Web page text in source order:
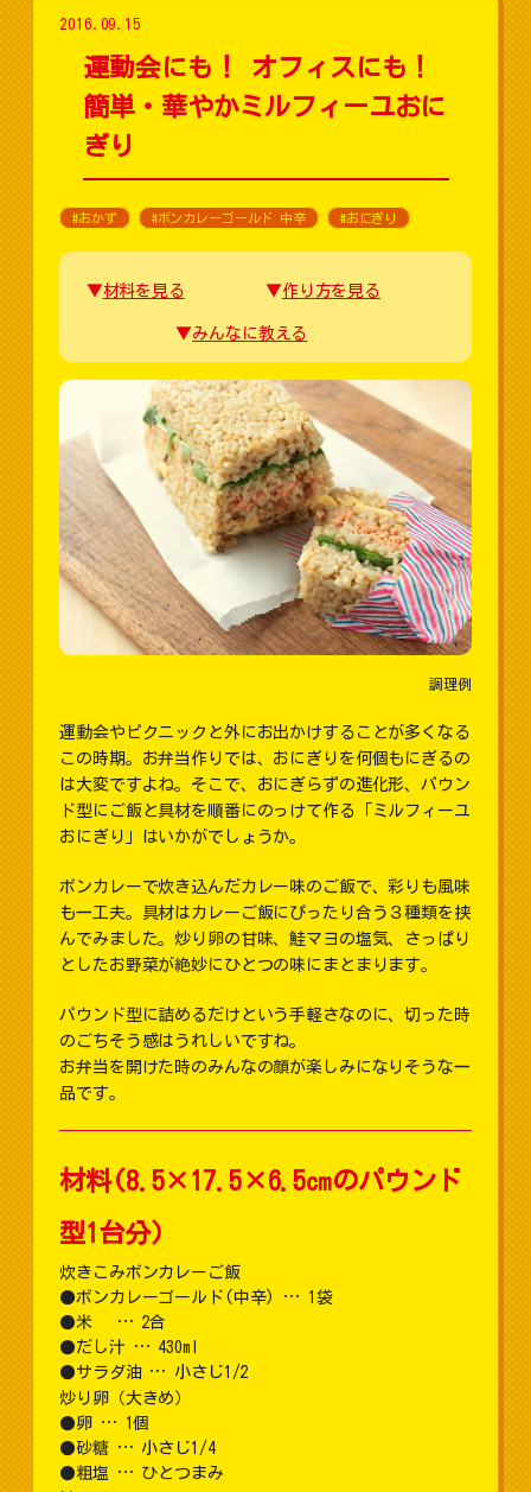
2016.09.15
運動会にも！ オフィスにも！
簡単・華やかミルフィーユおに
ぎり
#おかず #ボンカレーゴールド 中辛 #おにぎり
材料を見る 作り方を見る
みんなに教える
調理例
運動会やピクニックと外にお出かけすることが多くなる
この時期。お弁当作りでは、おにぎりを何個もにぎるの
は大変ですよね。そこで、おにぎらずの進化形、パウン
ド型にご飯と具材を順番にのっけて作る「ミルフィーユ
おにぎり」はいかがでしょうか。
ボンカレーで炊き込んだカレー味のご飯で、彩りも風味
も一工夫。具材はカレーご飯にぴったり合う３種類を挟
んでみました。炒り卵の甘味、鮭マヨの塩気、さっぱり
としたお野菜が絶妙にひとつの味にまとまります。
パウンド型に詰めるだけという手軽さなのに、切った時
のごちそう感はうれしいですね。
お弁当を開けた時のみんなの顔が楽しみになりそうな一
品です。
材料(8.5×17.5×6.5㎝のパウンド
型1台分)
炊きこみボンカレーご飯
ボンカレーゴールド(中辛) … 1袋
米 … 2合
だし汁 … 430ml
サラダ油 … 小さじ1/2
炒り卵（大きめ）
卵 … 1個
砂糖 … 小さじ1/4
粗塩 … ひとつまみ